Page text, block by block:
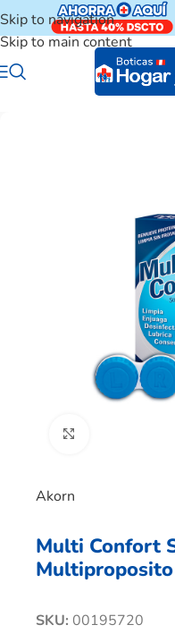
Skip to navigation
Skip to main content
Akorn
Multi Confort
SKU: 00195720